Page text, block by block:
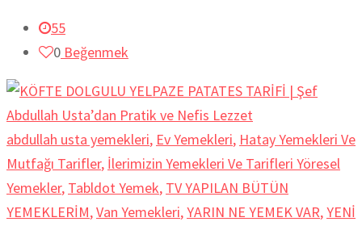
55
0 Beğenmek
abdullah usta yemekleri, Ev Yemekleri, Hatay Yemekleri Ve
Mutfağı Tarifler, İlerimizin Yemekleri Ve Tarifleri Yöresel
Yemekler, Tabldot Yemek, TV YAPILAN BÜTÜN
YEMEKLERİM,Van Yemekleri,YARIN NE YEMEK VAR,YENİ